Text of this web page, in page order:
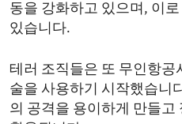
동을 강화하고 있으며, 이
있습니다.
테러 조직들은 또 무인항공
술을 사용하기 시작했습니
의 공격을 용이하게 만들고